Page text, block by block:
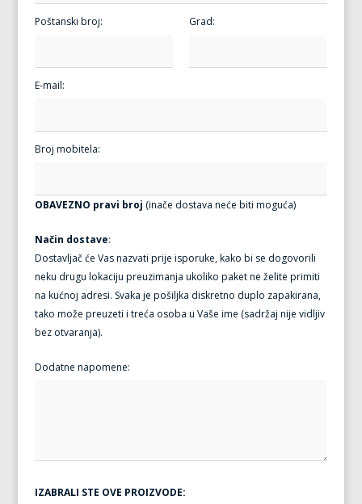
Poštanski broj: Grad:
E-mail:
Broj mobitela:
OBAVEZNO pravi broj (inače dostava neće biti moguća)
Način dostave:
Dostavljač će Vas nazvati prije isporuke, kako bi se dogovorili
neku drugu lokaciju preuzimanja ukoliko paket ne želite primiti
na kućnoj adresi. Svaka je pošiljka diskretno duplo zapakirana,
tako može preuzeti i treća osoba u Vaše ime (sadržaj nije vidljiv
bez otvaranja).
Dodatne napomene:
IZABRALI STE OVE PROIZVODE: